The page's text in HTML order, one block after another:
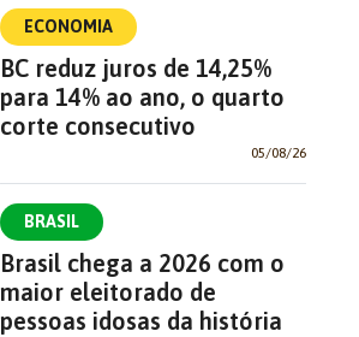
ECONOMIA
BC reduz juros de 14,25%
para 14% ao ano, o quarto
corte consecutivo
05/08/26
BRASIL
Brasil chega a 2026 com o
maior eleitorado de
pessoas idosas da história